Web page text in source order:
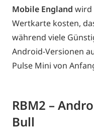
Mobile England wird
Wertkarte kosten,
während viele
Android-Versionen
Pulse Mini von
RBM2 –
Bull